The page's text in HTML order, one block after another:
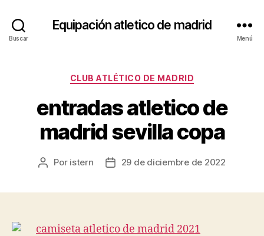
Buscar
Equipación atletico de madrid
Menú
Categorías
CLUB ATLÉTICO DE MADRID
entradas atletico de
madrid sevilla copa
Autor
Por istern
Fecha29 de diciembre de 2022